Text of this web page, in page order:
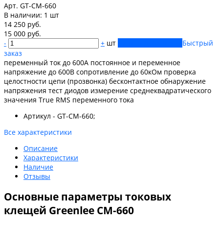
Арт. GT-CM-660
В наличии: 1 шт
14 250 руб.
15 000 руб.
-
+ шт
Быстрый
заказ
переменный ток до 600А постоянное и переменное
напряжение до 600В сопротивление до 60кОм проверка
целостности цепи (прозвонка) бесконтактное обнаружение
напряжения тест диодов измерение среднеквадратического
значения True RMS переменного тока
Артикул - GT-CM-660;
Все характеристики
Описание
Характеристики
Наличие
Отзывы
Основные параметры токовых
клещей Greenlee CM-660